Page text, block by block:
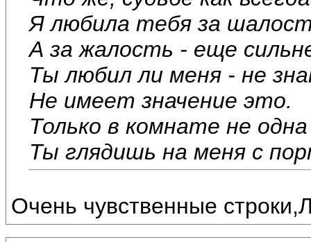
Я любила тебя за
А за жалость - еще
Ты любил ли меня - не
Не имеет значение это.
Только в комнате не
Ты глядишь на меня с
Очень чувственные